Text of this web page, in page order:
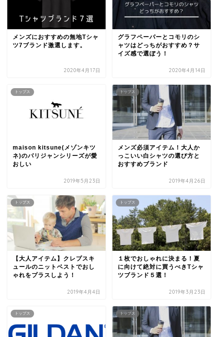
メンズにおすすめの無地Tシャ
ツ7ブランド激選します。
2020年4月17日
グラフペーパーとコモリのシ
ャツはどっちがおすすめ？サ
イズ感で選ぼう！
2020年4月14日
トップス
maison kitsune(メゾンキツ
ネ)のパリジャンシリーズが愛
おしい
2019年5月23日
トップス
メンズ必須アイテム！大人か
っこいい白シャツの選び方と
おすすめブランド
2019年4月26日
トップス
【大人アイテム】クレプスキ
ュールのニットベストでおし
ゃれをプラスしよう！
2019年4月4日
トップス
１枚でおしゃれに決まる！夏
に向けて絶対に買うべきTシャ
ツブランド５選！
2019年3月23日
トップス トップス